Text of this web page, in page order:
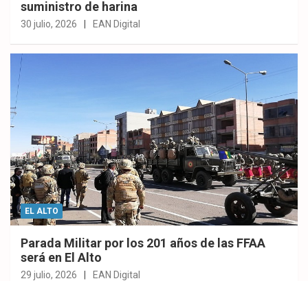
suministro de harina
30 julio, 2026 EAN Digital
EL ALTO
Parada Militar por los 201 años de las FFAA
será en El Alto
29 julio, 2026 EAN Digital